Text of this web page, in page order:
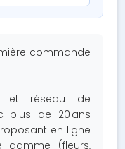
commande
et réseau de
plus de 20 ans
en ligne
(fleurs,